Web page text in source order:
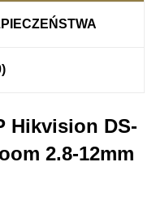
Hikvision DS-
2.8-12mm